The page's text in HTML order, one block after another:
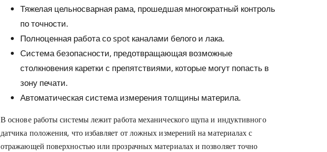
Тяжелая цельносварная рама, прошедшая многократный контроль
по точности.
Полноценная работа со spot каналами белого и лака.
Система безопасности, предотвращающая возможные
столкновения каретки с препятствиями, которые могут попасть в
зону печати.
Автоматическая система измерения толщины материла.
В основе работы системы лежит работа механического щупа и индуктивного
датчика положения, что избавляет от ложных измерений на материалах с
отражающей поверхностью или прозрачных материалах и позволяет точно